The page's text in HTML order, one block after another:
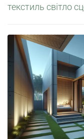
текстиль світло